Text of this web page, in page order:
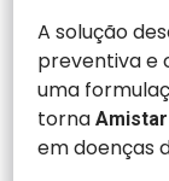
A solução
preventiva e
uma
torna
em doenças